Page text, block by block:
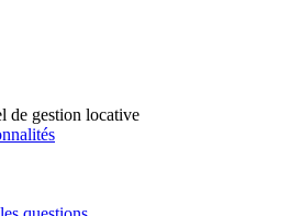
de gestion locative